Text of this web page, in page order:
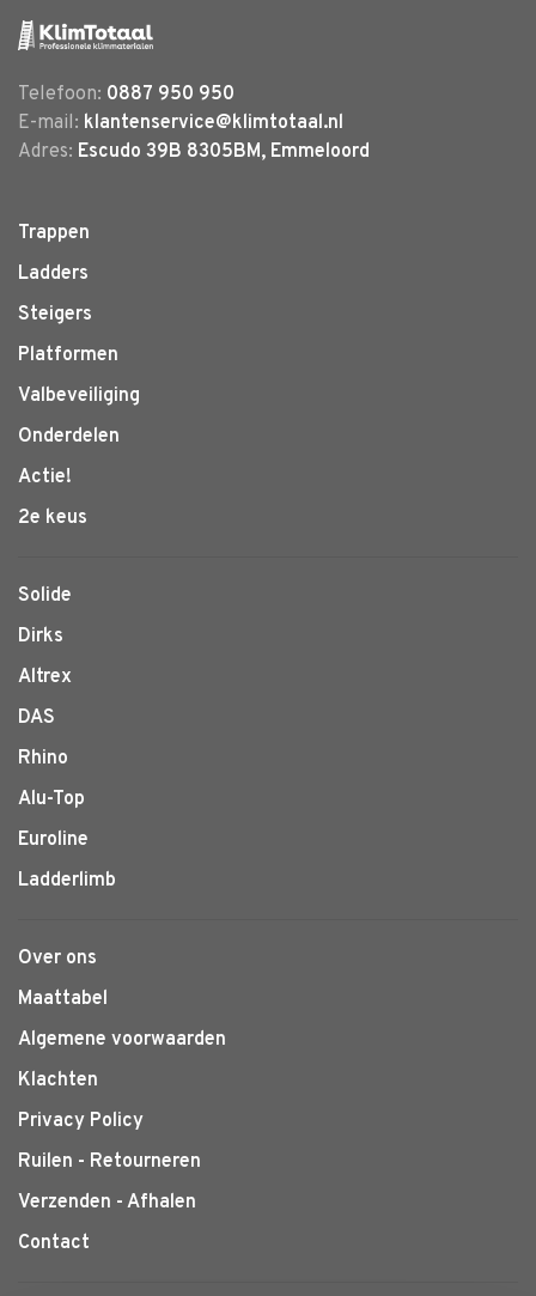
Telefoon: 0887 950 950
E-mail: klantenservice@klimtotaal.nl
Adres: Escudo 39B 8305BM, Emmeloord
Trappen
Ladders
Steigers
Platformen
Valbeveiliging
Onderdelen
Actie!
2e keus
Solide
Dirks
Altrex
DAS
Rhino
Alu-Top
Euroline
Ladderlimb
Over ons
Maattabel
Algemene voorwaarden
Klachten
Privacy Policy
Ruilen - Retourneren
Verzenden - Afhalen
Contact